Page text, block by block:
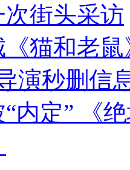
街头采访
猫和老
演秒删
内定” 《